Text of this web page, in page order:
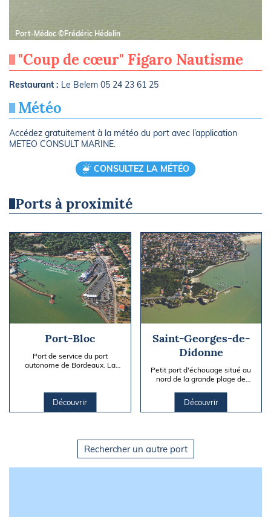
Port-Médoc ©Frédéric Hédelin
"Coup de cœur" Figaro Nautisme
Restaurant : Le Belem 05 24 23 61 25
Météo
Accédez gratuitement à la météo du port avec l’application
METEO CONSULT MARINE.
CONSULTEZ LA MÉTÉO
Ports à proximité
Port-Bloc
Port de service du port
autonome de Bordeaux. La
1952....
Découvrir
Saint-Georges-de-
Didonne
Petit port d'échouage situé au
nord de la grande plage de
au sud de la pointe de Vallières.
Découvrir
Rechercher un autre port